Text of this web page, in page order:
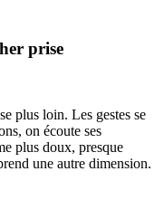
prise
plus loin. Les gestes se
on écoute ses
plus doux, presque
une autre dimension.